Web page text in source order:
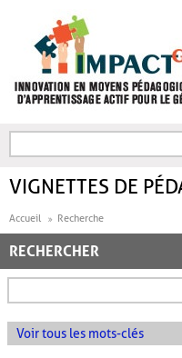
FORMULAIRE DE
VIGNETTES DE
Accueil Recherche
RECHERCHER
Voir tous les mots-clés